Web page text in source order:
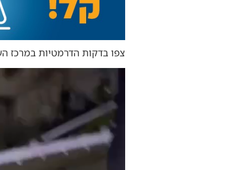
צפו בדקות הדרמטיות במרכז
וידאו